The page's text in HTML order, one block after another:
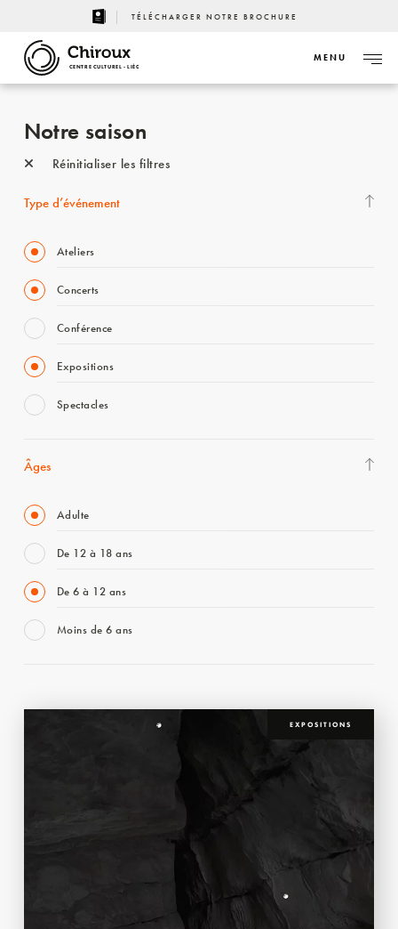
TÉLÉCHARGER NOTRE BROCHURE
CENTRE CULTUREL - LIÈGE
MENU
Notre saison
Réinitialiser les filtres
Type d’événement
Ateliers
Concerts
Conférence
Expositions
Spectacles
Âges
Adulte
De 12 à 18 ans
De 6 à 12 ans
Moins de 6 ans
EXPOSITIONS